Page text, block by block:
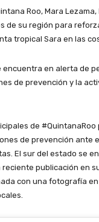
Roo, Mara
de su región para
tropical Sara en las
en alerta de
de prevención y la
de
de prevención ante
El sur del estado se
publicación en
con una fotografía